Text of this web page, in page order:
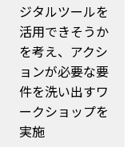
ジタルツールを
活用できそうか
を考え、アクシ
ョンが必要な要
件を洗い出すワ
ークショップを
実施